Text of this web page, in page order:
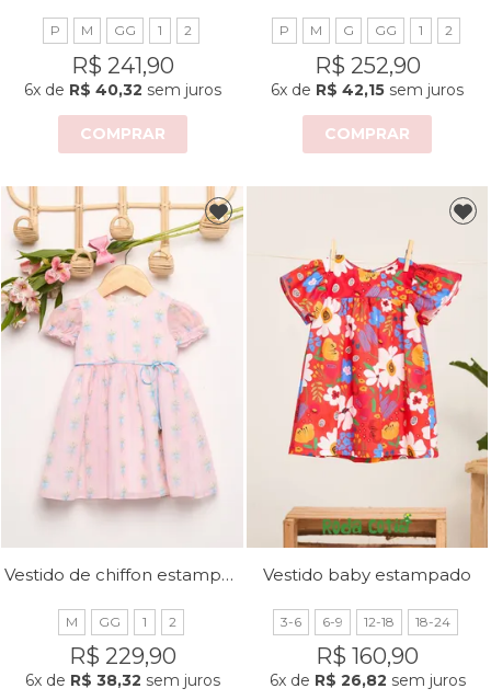
P M GG 1 2
R$ 241,90
6xde R$ 40,32 sem juros
COMPRAR
P M G GG 1 2
R$ 252,90
6x de R$ 42,15 sem juros
COMPRAR
Vestido de chiffon estampado
M GG 1 2
R$ 229,90
6xde R$ 38,32 sem juros
Vestido baby estampado
3-6 6-9 12-18 18-24
R$ 160,90
6xde R$ 26,82 sem juros